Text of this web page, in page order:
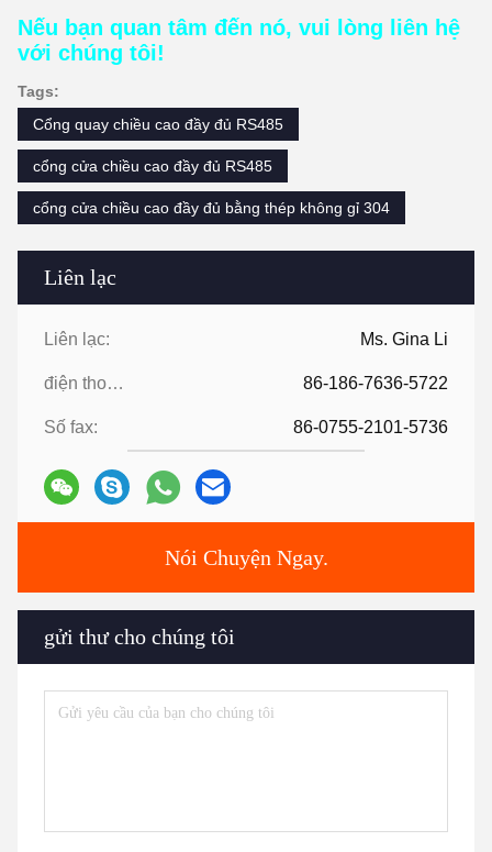
Liên lạc
Liên lạc: Ms. Gina Li
điện thoại: 86-186-7636-5722
Số fax: 86-0755-2101-5736
Nói Chuyện Ngay.
gửi thư cho chúng tôi
Nếu bạn quan tâm đến nó, vui lòng liên hệ
với chúng tôi!
Tags:
Cổng quay chiều cao đầy đủ RS485
cổng cửa chiều cao đầy đủ RS485
cổng cửa chiều cao đầy đủ bằng thép không gỉ 304